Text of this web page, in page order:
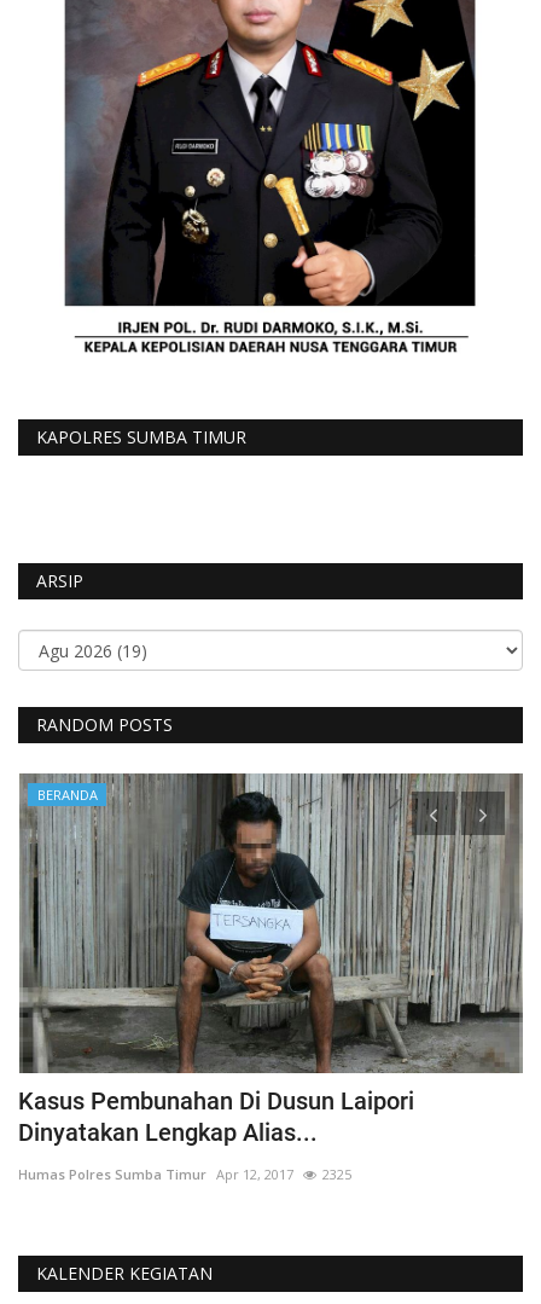
KAPOLRES SUMBA TIMUR
ARSIP
RANDOM POSTS
BERANDA
Kasus Pembunahan Di Dusun Laipori
Dinyatakan Lengkap Alias...
Humas Polres Sumba Timur Apr 12, 2017 2325
KALENDER KEGIATAN